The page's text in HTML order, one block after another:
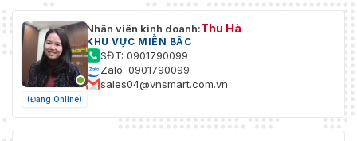
(Đang Online)
Nhân viên kinh doanh:Thu Hà
KHU VỰC MIỀN BẮC
SĐT: 0901790099
Zalo: 0901790099
sales04@vnsmart.com.vn